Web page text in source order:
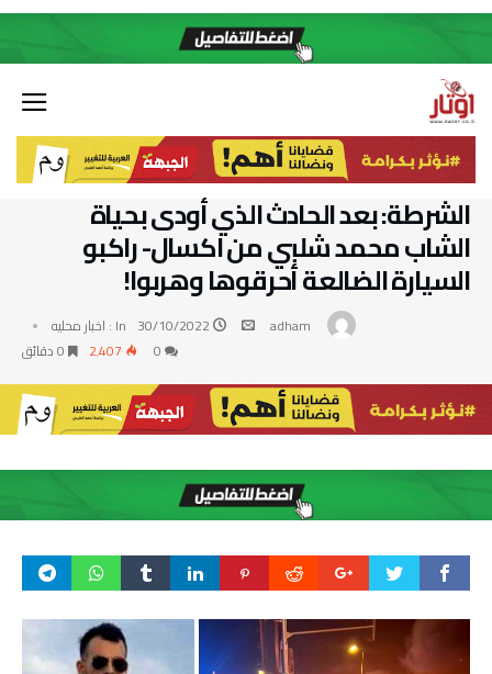
الشرطة: بعد الحادث الذي أودى بحياة
الشاب محمد شلبي من اكسال- راكبو
السيارة الضالعة أحرقوها وهربوا!
adham
30/10/2022
In : اخبار محليه
2٬407 0 ‫دقائق‬